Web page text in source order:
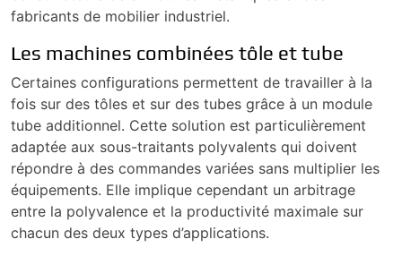
fabricants de mobilier industriel.
Les machines combinées tôle et tube
Certaines configurations permettent de travailler à la
fois sur des tôles et sur des tubes grâce à un module
tube additionnel. Cette solution est particulièrement
adaptée aux sous-traitants polyvalents qui doivent
répondre à des commandes variées sans multiplier les
équipements. Elle implique cependant un arbitrage
entre la polyvalence et la productivité maximale sur
chacun des deux types d’applications.